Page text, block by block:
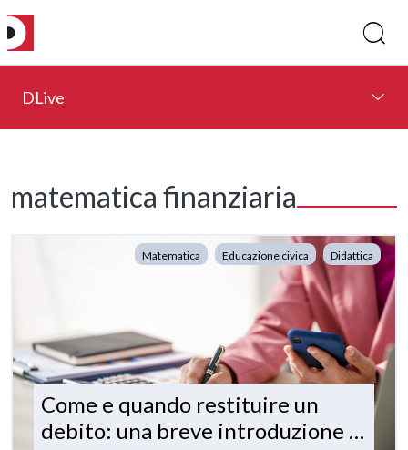
DLive
matematica finanziaria
Matematica Educazione civica Didattica
Come e quando restituire un
debito: una breve introduzione ai